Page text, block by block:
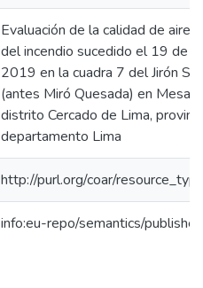
Evaluación de la calidad de aire
del incendio sucedido el 19 de
2019 en la cuadra 7 del Jirón
(antes Miró Quesada) en Mesa
distrito Cercado de Lima,
departamento Lima
http://purl.org/coar/
info:eu-repo/semantics/